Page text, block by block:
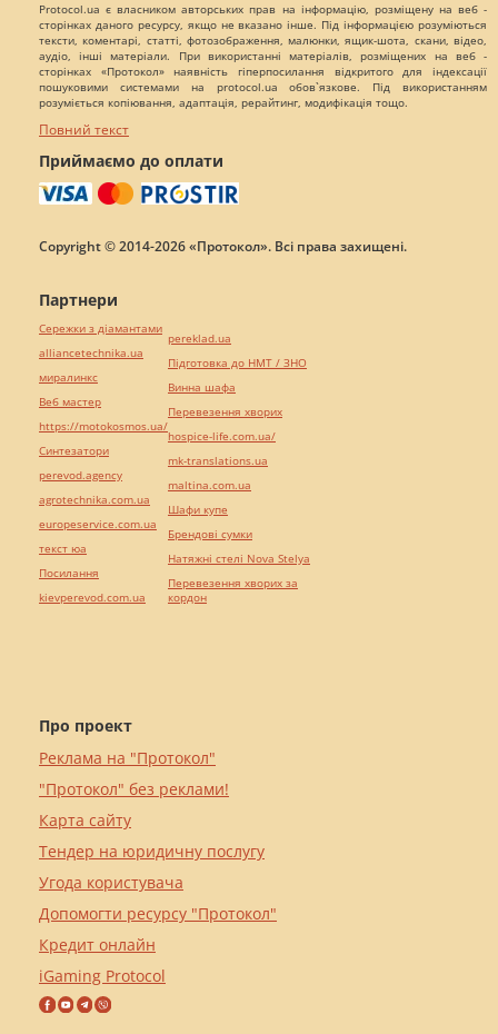
Protocol.ua є власником авторських прав на інформацію, розміщену на веб -
сторінках даного ресурсу, якщо не вказано інше. Під інформацією розуміються
тексти, коментарі, статті, фотозображення, малюнки, ящик-шота, скани, відео,
аудіо, інші матеріали. При використанні матеріалів, розміщених на веб -
сторінках «Протокол» наявність гіперпосилання відкритого для індексації
пошуковими системами на protocol.ua обов`язкове. Під використанням
розуміється копіювання, адаптація, рерайтинг, модифікація тощо.
Повний текст
Приймаємо до оплати
Copyright © 2014-2026 «Протокол». Всі права захищені.
Про проект
Реклама на "Протокол"
"Протокол" без реклами!
Карта сайту
Тендер на юридичну послугу
Угода користувача
Допомогти ресурсу "Протокол"
Кредит онлайн
iGaming Protocol
Партнери
Сережки з діамантами
alliancetechnika.ua
миралинкс
Веб мастер
https://motokosmos.ua/
Синтезатори
perevod.agency
agrotechnika.com.ua
europeservice.com.ua
текст юа
Посилання
kievperevod.com.ua
pereklad.ua
Підготовка до НМТ / ЗНО
Винна шафа
Перевезення хворих
hospice-life.com.ua/
mk-translations.ua
maltina.com.ua
Шафи купе
Брендові сумки
Натяжні стелі Nova Stelya
Перевезення хворих за
кордон